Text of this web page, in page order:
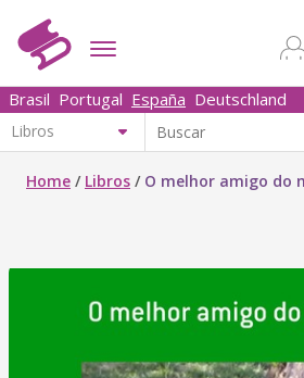
Brasil Portugal España Deutschland
Home / Libros / O melhor amigo do